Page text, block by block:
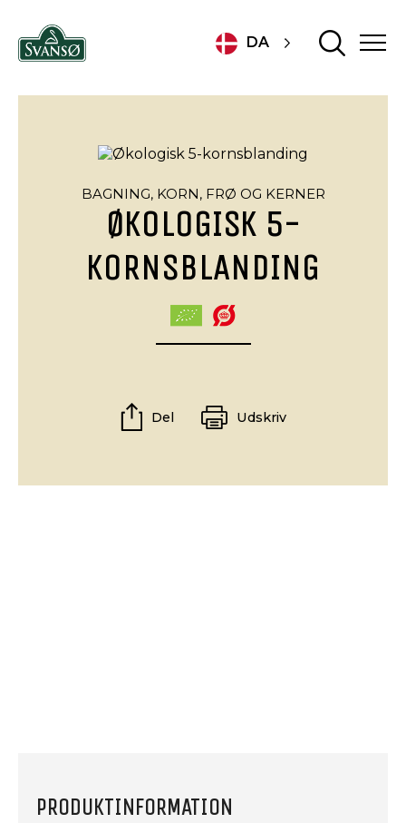
DA
BAGNING, KORN, FRØ OG KERNER
ØKOLOGISK 5-
KORNSBLANDING
Del Udskriv
PRODUKTINFORMATION